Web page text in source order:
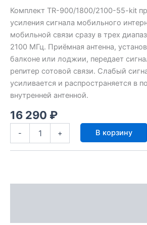
Комплект TR-900/1800/2100-55-kit
усиления сигнала мобильного
мобильной связи сразу в трех
2100 МГц. Приёмная антенна,
балконе или лоджии, передает
репитер сотовой связи. Слабый
усиливается и распространяется в
внутренней антенной.
16 290 ₽
- + В корзину